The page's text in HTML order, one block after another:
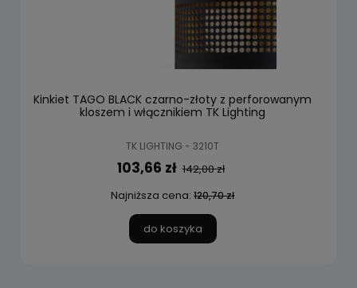
Kinkiet TAGO BLACK czarno-złoty z perforowanym
kloszem i włącznikiem TK Lighting
TK LIGHTING - 3210T
103,66 zł 142,00 zł
Najniższa cena: 120,70 zł
do koszyka